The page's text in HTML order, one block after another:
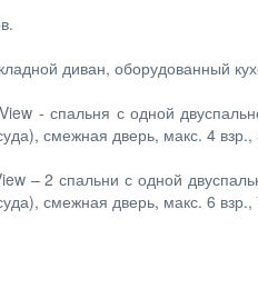
диван, оборудованный
- спальня с одной
смежная дверь, макс. 4
– 2 спальни с одной
смежная дверь, макс. 6